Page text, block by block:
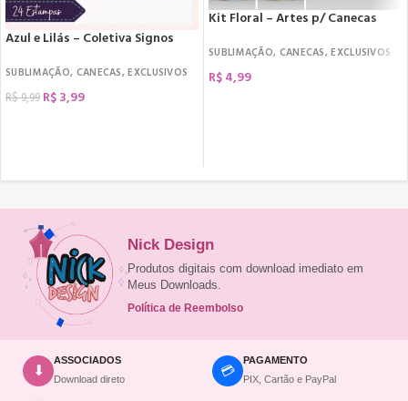
Azul e Lilás – Coletiva Signos
SUBLIMAÇÃO, CANECAS,EXCLUSIVOS
R$9,99 R$3,99
Kit Floral – Artes p/ Canecas
SUBLIMAÇÃO, CANECAS,EXCLUSIVOS
R$4,99
Nick Design
Produtos digitais com download imediato em
Meus Downloads.
Política de Reembolso
⬇
ASSOCIADOS
Download direto
💳
PAGAMENTO
PIX, Cartão e PayPal